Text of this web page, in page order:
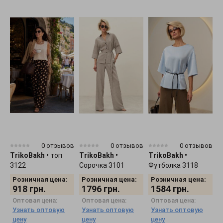
0 отзывов
TrikoBakh • топ
3122
Розничная цена:
918 грн.
Оптовая цена:
Узнать оптовую
цену
0 отзывов
TrikoBakh •
Сорочка 3101
Розничная цена:
1796 грн.
Оптовая цена:
Узнать оптовую
цену
0 отзывов
TrikoBakh •
Футболка 3118
Розничная цена:
1584 грн.
Оптовая цена:
Узнать оптовую
цену